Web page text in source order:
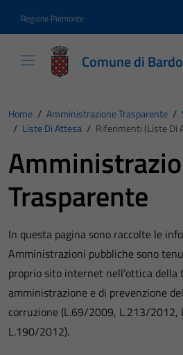
Regione Piemonte
Comune di
Home / Amministrazione Trasparente /
/ Liste Di Attesa / Riferimenti (Liste Di
Trasparente
In questa pagina sono raccolte le
Amministrazioni pubbliche sono
proprio sito internet nell’ottica della
amministrazione e di prevenzione
corruzione (L.69/2009, L.213/2012,
L.190/2012).